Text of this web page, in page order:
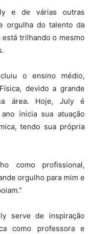
e de várias outras
orgulha do talento da
trilhando o mesmo
o ensino médio,
devido a grande
área. Hoje, July é
inicia sua atuação
tendo sua própria
como profissional,
orgulho para mim e
serve de inspiração
como professora e